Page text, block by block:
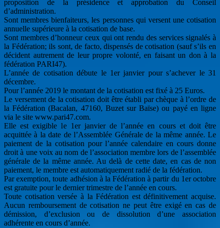
proposition de la présidence et approbation du Conseil
d’administration.
Sont membres bienfaiteurs, les personnes qui versent une cotisation
annuelle supérieure à la cotisation de base.
Sont membres d’honneur ceux qui ont rendu des services signalés à
la Fédération; ils sont, de facto, dispensés de cotisation (sauf s’ils en
décident autrement de leur propre volonté, en faisant un don à la
fédération PARI47).
L’année de cotisation débute le 1er janvier pour s’achever le 31
décembre.
Pour l’année 2019 le montant de la cotisation est fixé à 25 Euros.
Le versement de la cotisation doit être établi par chèque à l’ordre de
la Fédération (Bacalan, 47160, Buzet sur Baïse) ou payé en ligne
via le site www.pari47.com.
Elle est exigible le 1er janvier de l’année en cours et doit être
acquittée à la date de l’Assemblée Générale de la même année. Le
paiement de la cotisation pour l’année calendaire en cours donne
droit à une voix au nom de l’association membre lors de l’assemblée
générale de la même année. Au delà de cette date, en cas de non
paiement, le membre est automatiquement radié de la fédération.
Par exemption, toute adhésion à la Fédération à partir du 1er octobre
est gratuite pour le dernier trimestre de l’année en cours.
Toute cotisation versée à la Fédération est définitivement acquise.
Aucun remboursement de cotisation ne peut être exigé en cas de
démission, d’exclusion ou de dissolution d’une association
adhérente en cours d’année.